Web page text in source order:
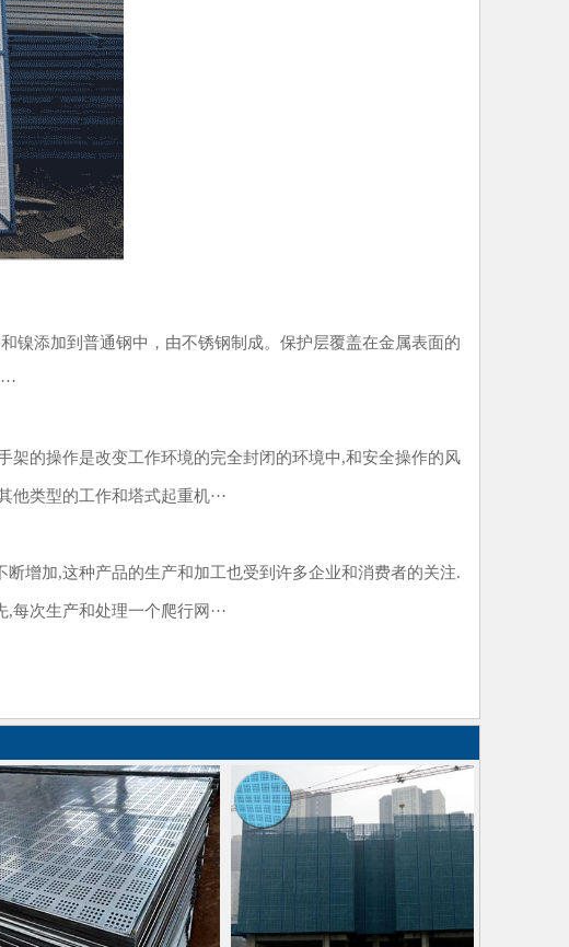
添加到普通钢中，由不锈钢制成。保护层覆盖在金属表面的
的操作是改变工作环境的完全封闭的环境中,和安全操作的风
类型的工作和塔式起重机···
加,这种产品的生产和加工也受到许多企业和消费者的关注.
次生产和处理一个爬行网···